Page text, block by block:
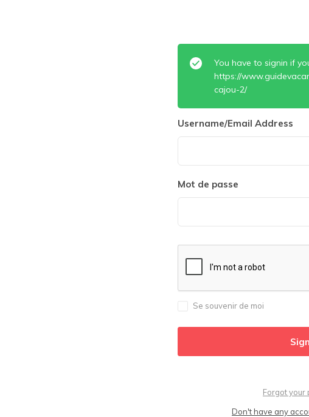
You have to signin if
https://
cajou-2/
Username/Email Address
Mot de passe
Se souvenir de moi
Forgot your
Don't have any